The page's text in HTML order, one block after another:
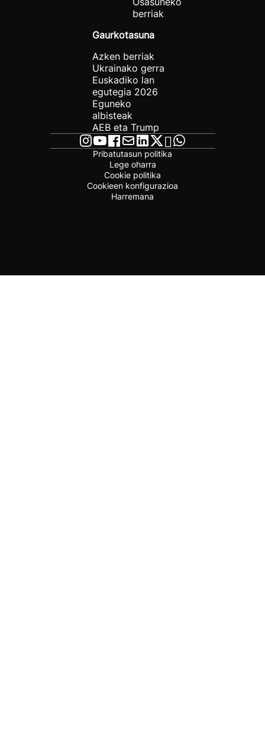
berriak
Gaurkotasuna
Azken berriak
Ukrainako gerra
Euskadiko lan
egutegia 2026
Eguneko
albisteak
AEB eta Trump
Pribatutasun politika
Lege oharra
Cookie politika
Cookieen konfigurazioa
Harremana